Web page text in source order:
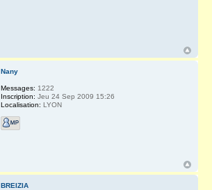
Nany
Messages: 1222
Inscription: Jeu 24 Sep 2009 15:26
Localisation: LYON
BREIZIA